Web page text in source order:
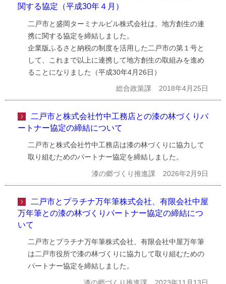
関する協定（平成30年４月）
二戸市と盛岡ターミナルビル株式会社は、地方創生の連
携に関する協定を締結しました。
企業版ふるさと納税の制度を活用した二戸市の第１号と
して、これまで以上に連携して地方創生の取組みを進め
ることになりました（平成30年4月26日）
総合政策課 2018年4月25日
二戸市と株式会社竹中工務店との漆の林づくりパ
ートナー協定の締結について
二戸市と株式会社竹中工務店は漆の林づくりに協力して
取り組むためのパートナー協定を締結しました。
漆の郷づくり推進課 2026年2月9日
二戸市とプラチナ万年筆株式会社、有限会社中屋
万年筆との漆の林づくりパートナー協定の締結につ
いて
二戸市とプラチナ万年筆株式会社、有限会社中屋万年筆
は二戸市役所で漆の林づくりに協力して取り組むための
パートナー協定を締結しました。